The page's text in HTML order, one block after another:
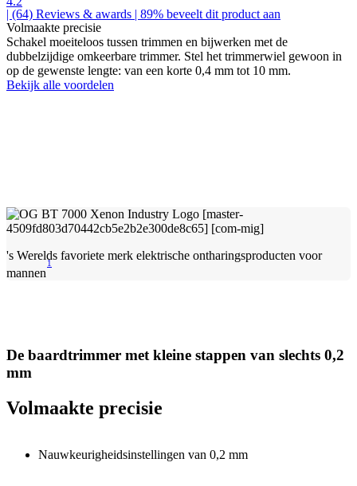
| (64) Reviews & awards | 89% beveelt dit product aan
Volmaakte precisie
Schakel moeiteloos tussen trimmen en bijwerken met de
dubbelzijdige omkeerbare trimmer. Stel het trimmerwiel gewoon in
op de gewenste lengte: van een korte 0,4 mm tot 10 mm.
Bekijk alle voordelen
's Werelds favoriete merk elektrische ontharingsproducten voor
mannen
1
De baardtrimmer met kleine stappen van slechts 0,2
mm
Volmaakte precisie
Nauwkeurigheidsinstellingen van 0,2 mm